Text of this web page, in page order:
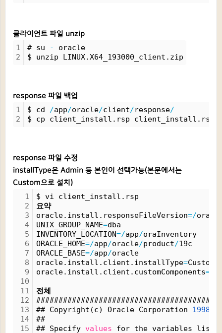
클라이언트 파일 unzip
1
2
# su -
oracle
$ unzip LINUX.X64_193000_client.zip
response 파일 백업
1
2
$ cd /app/oracle/client/response/
$ cp client_install.rsp
response 파일 수정
installType은 Admin 등 본인이 선택가능(본문에서는
Custom으로 설치)
1
2
3
4
5
6
7
8
9
10
11
12
13
14
15
$ vi client_install.rsp
요약
oracle.install.responseFileVersion=/
UNIX_GROUP_NAME=dba
INVENTORY_LOCATION=/app/oraInventory
ORACLE_HOME=/app/oracle/product/19c
ORACLE_BASE=/app/oracle
oracle.install.client.installType=Custom
oracle.install.client.customComponents=
전체
## Copyright(c) Oracle Corporation 1998
##
## Specify values for the variables listed